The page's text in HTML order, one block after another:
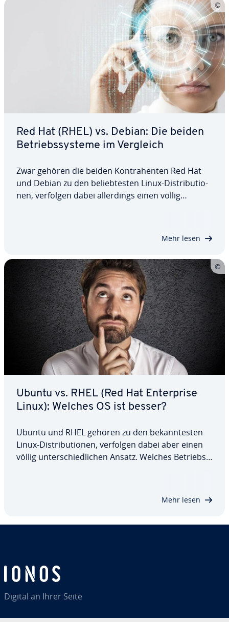
Red Hat (RHEL) vs. Debian: Die beiden
Be­triebs­sys­te­me im Vergleich
Zwar gehören die beiden Kon­tra­hen­ten Red Hat
und Debian zu den be­lieb­tes­ten Linux-Dis­tri­bu­tio­
nen, verfolgen dabei al­ler­dings einen völlig
Mehr lesen
Ubuntu vs. RHEL (Red Hat En­ter­pri­se
Linux): Welches OS ist besser?
Ubuntu und RHEL gehören zu den be­kann­tes­ten
Linux-Dis­tri­bu­tio­nen, verfolgen dabei aber einen
völlig un­ter­schied­li­chen Ansatz. Welches Be­triebs­
Mehr lesen
Digital an Ihrer Seite